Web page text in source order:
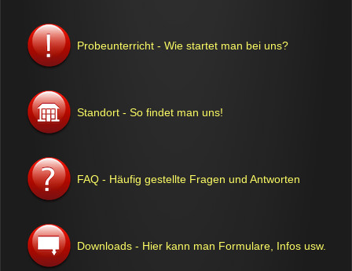
Probeunterricht - Wie startet man bei uns?
Standort - So findet man uns!
FAQ - Häufig gestellte Fragen und Antworten
Downloads - Hier kann man Formulare, Infos usw.